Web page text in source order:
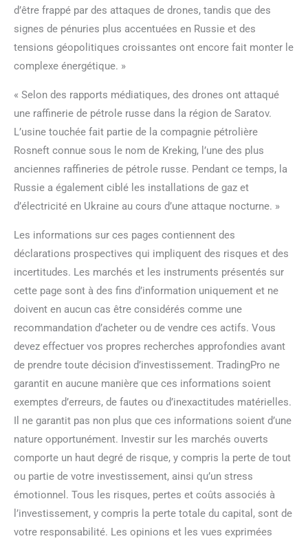
d’être frappé par des attaques de drones, tandis que des
signes de pénuries plus accentuées en Russie et des
tensions géopolitiques croissantes ont encore fait monter le
complexe énergétique. »
« Selon des rapports médiatiques, des drones ont attaqué
une raffinerie de pétrole russe dans la région de Saratov.
L’usine touchée fait partie de la compagnie pétrolière
Rosneft connue sous le nom de Kreking, l’une des plus
anciennes raffineries de pétrole russe. Pendant ce temps, la
Russie a également ciblé les installations de gaz et
d’électricité en Ukraine au cours d’une attaque nocturne. »
Les informations sur ces pages contiennent des
déclarations prospectives qui impliquent des risques et des
incertitudes. Les marchés et les instruments présentés sur
cette page sont à des fins d’information uniquement et ne
doivent en aucun cas être considérés comme une
recommandation d’acheter ou de vendre ces actifs. Vous
devez effectuer vos propres recherches approfondies avant
de prendre toute décision d’investissement. TradingPro ne
garantit en aucune manière que ces informations soient
exemptes d’erreurs, de fautes ou d’inexactitudes matérielles.
Il ne garantit pas non plus que ces informations soient d’une
nature opportunément. Investir sur les marchés ouverts
comporte un haut degré de risque, y compris la perte de tout
ou partie de votre investissement, ainsi qu’un stress
émotionnel. Tous les risques, pertes et coûts associés à
l’investissement, y compris la perte totale du capital, sont de
votre responsabilité. Les opinions et les vues exprimées